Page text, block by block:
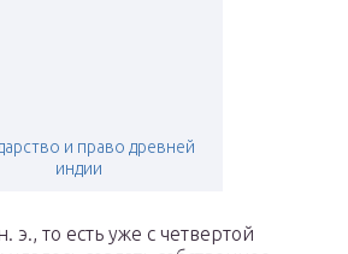
и право древней
индии
э., то есть уже с четвертой